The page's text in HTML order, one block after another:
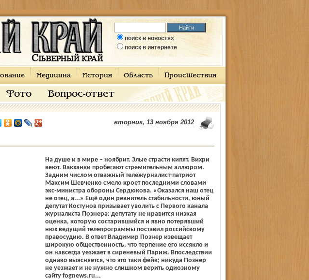
поиск в новостях
поиск в интернете
Медицина История Область Происшествия
Фото Вопрос-ответ
вторник, 13 ноября 2012
На душе и в мире – ноябрит. Злые страсти кипят. Вихри
веют. Вакханки пробегают стремительным аллюром.
Задним числом отважный тележурналист-патриот
Максим Шевченко смело кроет последними словами
экс-министра обороны Сердюкова. «Оказался наш отец
не отец, а...» Ещё один ревнитель стабильности, юный
депутат Костунов призывает уволить с Первого канала
журналиста Познера: депутату не нравится низкая
оценка, которую состарившийся и явно потерявший
нюх ведущий телепрограммы по­ставил российскому
правосудию. В ответ Владимир Познер извещает
широкую общественность, что терпение его иссякло и
он навсегда уезжает в сиреневый Париж. Впоследствии
однако выясняется, что это таки фейк; никуда Познер
не уезжает и не нужно слишком верить одиозному
сайту fognews.ru...